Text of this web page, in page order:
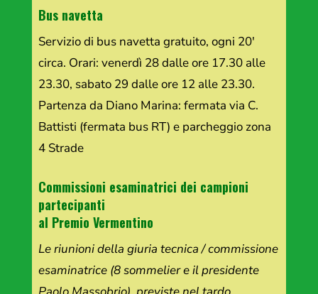
Bus navetta
Servizio di bus navetta gratuito, ogni 20′
circa. Orari: venerdì 28 dalle ore 17.30 alle
23.30, sabato 29 dalle ore 12 alle 23.30.
Partenza da Diano Marina: fermata via C.
Battisti (fermata bus RT) e parcheggio zona
4 Strade
Commissioni esaminatrici dei campioni
partecipanti
al Premio Vermentino
Le riunioni della giuria tecnica / commissione
esaminatrice (8 sommelier e il presidente